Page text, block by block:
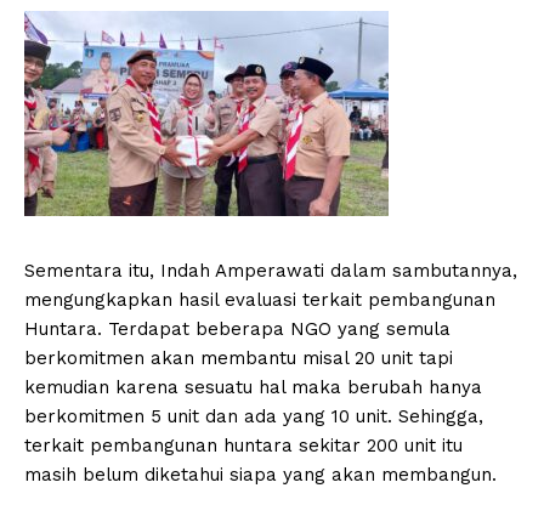
Sementara itu, Indah Amperawati dalam sambutannya,
mengungkapkan hasil evaluasi terkait pembangunan
Huntara. Terdapat beberapa NGO yang semula
berkomitmen akan membantu misal 20 unit tapi
kemudian karena sesuatu hal maka berubah hanya
berkomitmen 5 unit dan ada yang 10 unit. Sehingga,
terkait pembangunan huntara sekitar 200 unit itu
masih belum diketahui siapa yang akan membangun.